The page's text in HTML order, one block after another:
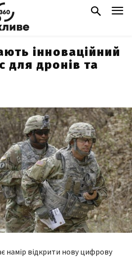
інноваційний
для дронів та
намір відкрити нову цифрову